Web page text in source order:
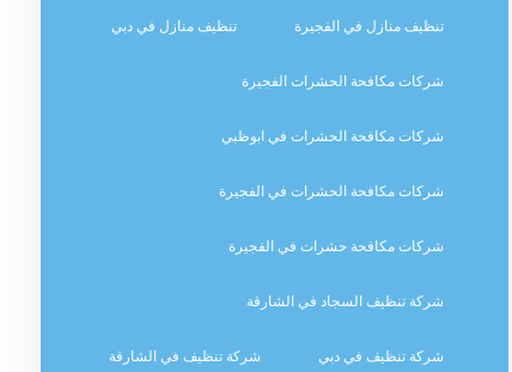
تنظيف منازل في الفجيرة تنظيف منازل في دبي
شركات مكافحة الحشرات الفجيرة
شركات مكافحة الحشرات في ابوظبي
شركات مكافحة الحشرات في الفجيرة
شركات مكافحة حشرات في الفجيرة
شركة تنظيف السجاد في الشارقة
شركة تنظيف في دبي شركة تنظيف في الشارقة